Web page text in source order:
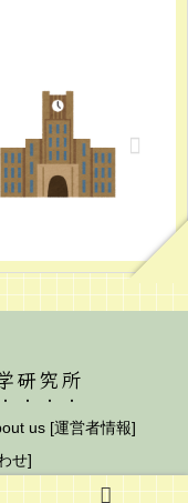
研究所
us [運営者情報]
せ]
研究所.